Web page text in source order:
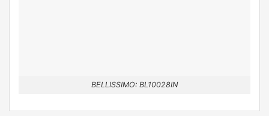
BELLISSIMO: BL10028IN